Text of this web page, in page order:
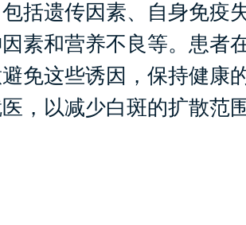
括遗传因素、自身免疫
素和营养不良等。患者
免这些诱因，保持健康
，以减少白斑的扩散范